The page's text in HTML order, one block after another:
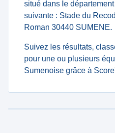
situé dans le
suivante : Stade du
Roman 30440 SUMENE.
Suivez les résultats,
pour une ou plusieurs
Sumenoise grâce à